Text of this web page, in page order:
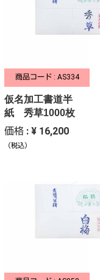
商品コード : AS334
仮名加工書道半
紙 秀草1000枚
価格 : ¥ 16,200
（税込）